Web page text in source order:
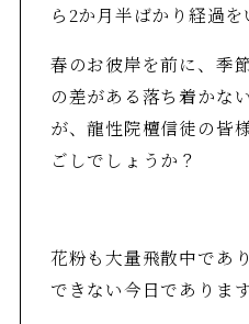
ら2か月半ばかり経過を
春のお彼岸を前に、季
の差がある落ち着かな
が、龍性院檀信徒の皆
ごしでしょうか？
花粉も大量飛散中であ
できない今日であります